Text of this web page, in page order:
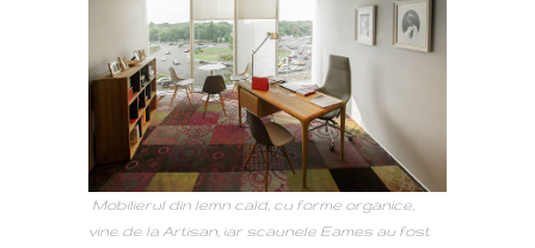
Mobilierul din lemn cald, cu forme organice,
vine de la Artisan, iar scaunele Eames au fost